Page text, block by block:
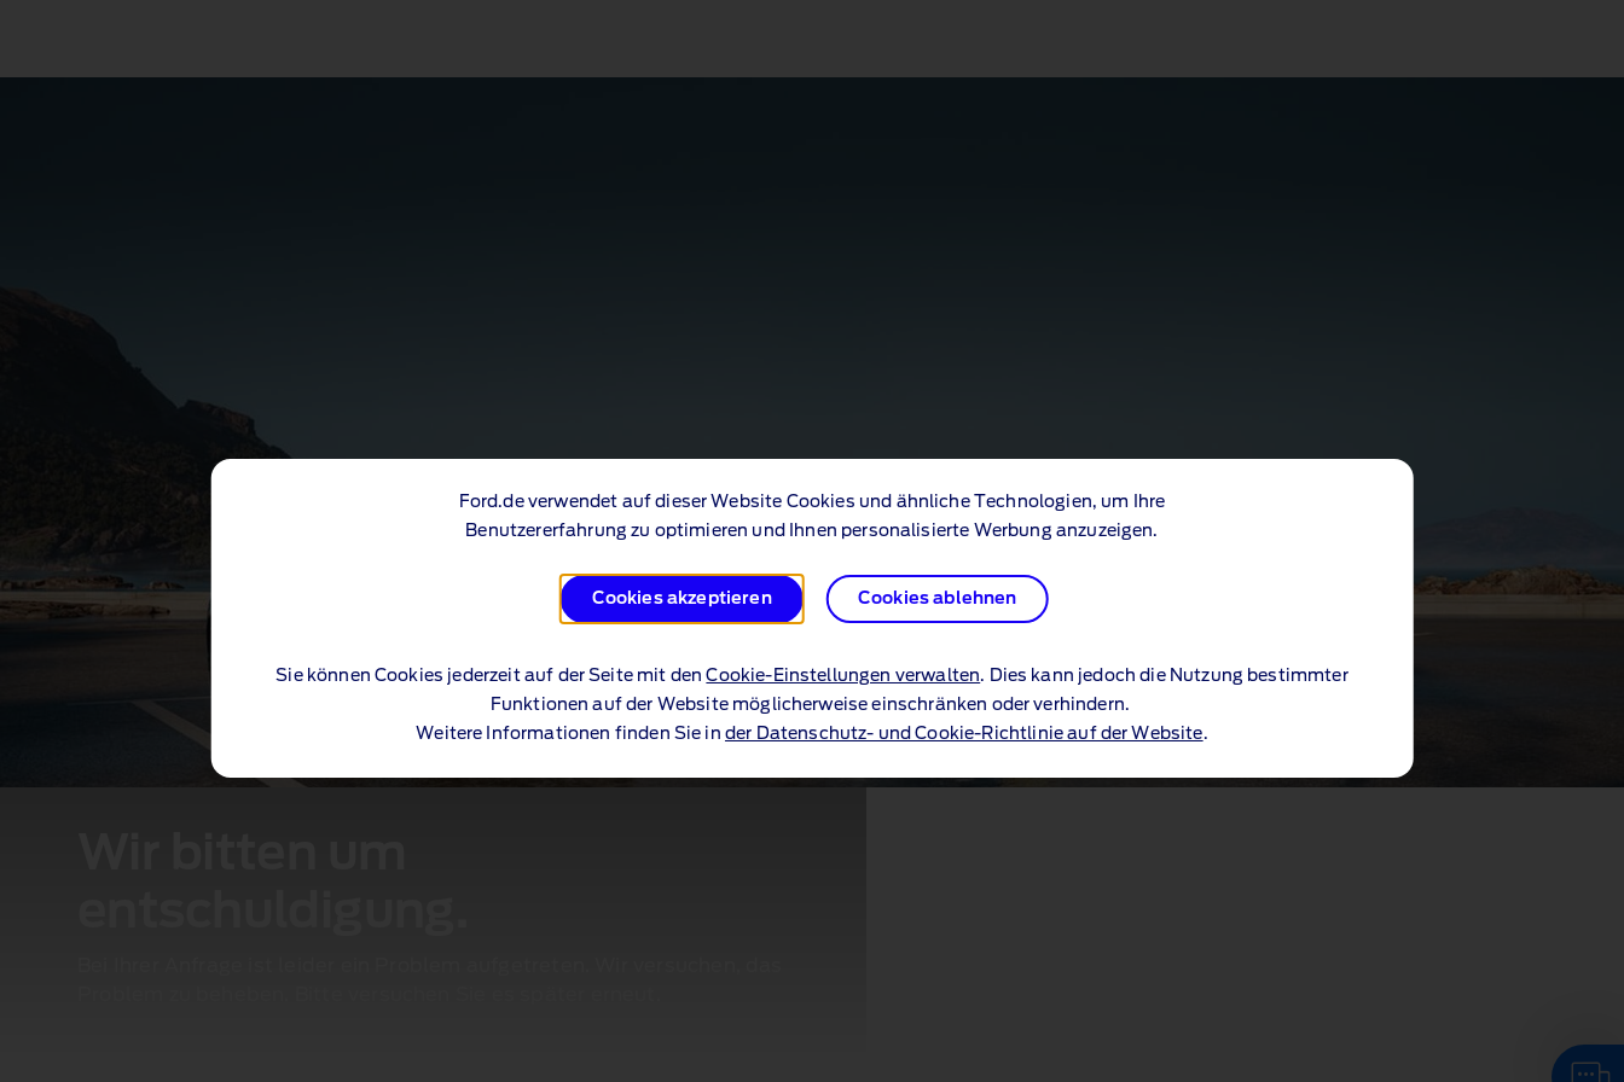
Ford.de verwendet auf dieser Website Cookies und ähnliche Technologien, um Ihre
Benutzererfahrung zu optimieren und Ihnen personalisierte Werbung anzuzeigen.
Cookies akzeptieren Cookies ablehnen
Sie können Cookies jederzeit auf der Seite mit denCookie-Einstellungen verwalten. Dies kann jedoch die Nutzung bestimmter
Funktionen auf der Website möglicherweise einschränken oder verhindern.
Weitere Informationen finden Sie in der Datenschutz- und Cookie-Richtlinie auf der Website.